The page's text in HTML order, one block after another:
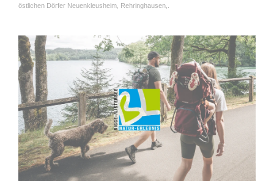
östlichen Dörfer Neuenkleusheim, Rehringhausen,.